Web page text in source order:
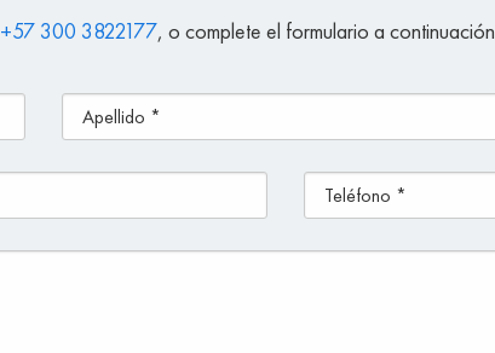
+57 300 3822177, o complete el formulario a continuación